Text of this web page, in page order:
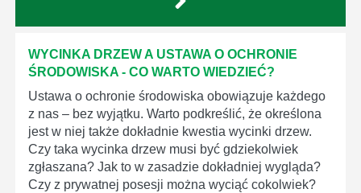
WYCINKA DRZEW A USTAWA O OCHRONIE
ŚRODOWISKA - CO WARTO WIEDZIEĆ?
Ustawa o ochronie środowiska obowiązuje każdego
z nas – bez wyjątku. Warto podkreślić, że określona
jest w niej także dokładnie kwestia wycinki drzew.
Czy taka wycinka drzew musi być gdziekolwiek
zgłaszana? Jak to w zasadzie dokładniej wygląda?
Czy z prywatnej posesji można wyciąć cokolwiek?